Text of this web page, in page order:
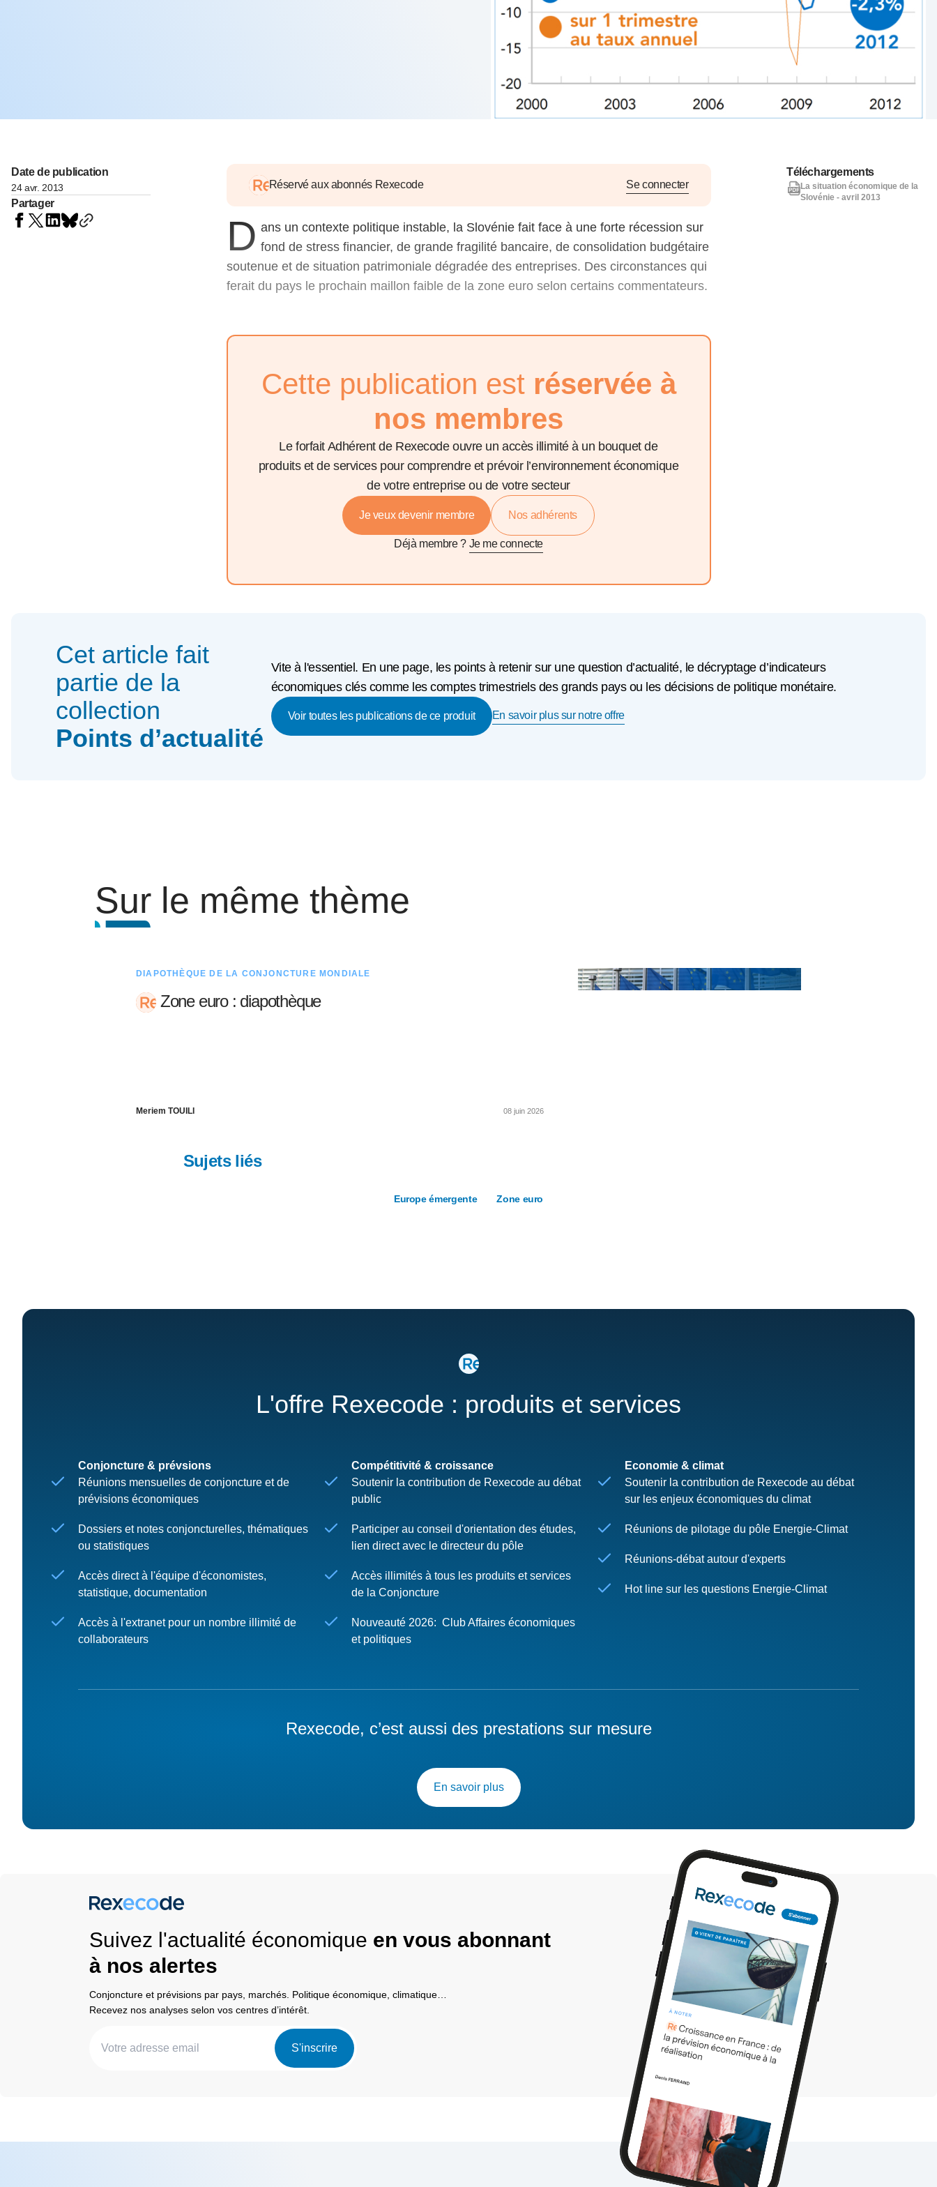
Voir tous les produits
Voir tous les économistes
l’Okavango
Voir toute la presse
d'Olivier Redoulès au Sénat pour
Rexecode
10 juil. 2025
croissance économique dans la
20 déc. 2024
Voir toutes les instances
Date de publication
24 avr. 2013
Partager
Réservé aux abonnés Rexecode Se connecter
D ans un contexte politique instable, la Slovénie fait face à une forte récession sur
fond de stress financier, de grande fragilité bancaire, de consolidation budgétaire
soutenue et de situation patrimoniale dégradée des entreprises. Des circonstances qui
ferait du pays le prochain maillon faible de la zone euro selon certains commentateurs.
Cette publication est réservée à
nos membres
Le forfait Adhérent de Rexecode ouvre un accès illimité à un bouquet de
produits et de services pour comprendre et prévoir l’environnement économique
de votre entreprise ou de votre secteur
Je veux devenir membre Nos adhérents
Déjà membre ? Je me connecte
Téléchargements
La situation économique de la
Slovénie - avril 2013
Cet article fait
partie de la
collection
Points d’actualité
Vite à l'essentiel. En une page, les points à retenir sur une question d’actualité, le décryptage d’indicateurs
économiques clés comme les comptes trimestriels des grands pays ou les décisions de politique monétaire.
Voir toutes les publications de ce produit En savoir plus sur notre offre
Sur le même thème
DIAPOTHÈQUE DE LA CONJONCTURE MONDIALE
Zone euro : diapothèque
Meriem TOUILI 08 juin 2026
Sujets liés
Europe émergente Zone euro
L'offre Rexecode : produits et services
Conjoncture & prévsions
Réunions mensuelles de conjoncture et de
prévisions économiques
Dossiers et notes conjoncturelles, thématiques
ou statistiques
Accès direct à l'équipe d'économistes,
statistique, documentation
Accès à l'extranet pour un nombre illimité de
collaborateurs
Compétitivité & croissance
Soutenir la contribution de Rexecode au débat
public
Participer au conseil d'orientation des études,
lien direct avec le directeur du pôle
Accès illimités à tous les produits et services
de la Conjoncture
Nouveauté 2026: Club Affaires économiques
et politiques
Economie & climat
Soutenir la contribution de Rexecode au débat
sur les enjeux économiques du climat
Réunions de pilotage du pôle Energie-Climat
Réunions-débat autour d'experts
Hot line sur les questions Energie-Climat
Rexecode, c’est aussi des prestations sur mesure
En savoir plus
Suivez l'actualité économique en vous abonnant
à nos alertes
Conjoncture et prévisions par pays, marchés. Politique économique, climatique…
Recevez nos analyses selon vos centres d’intérêt.
S'inscrire